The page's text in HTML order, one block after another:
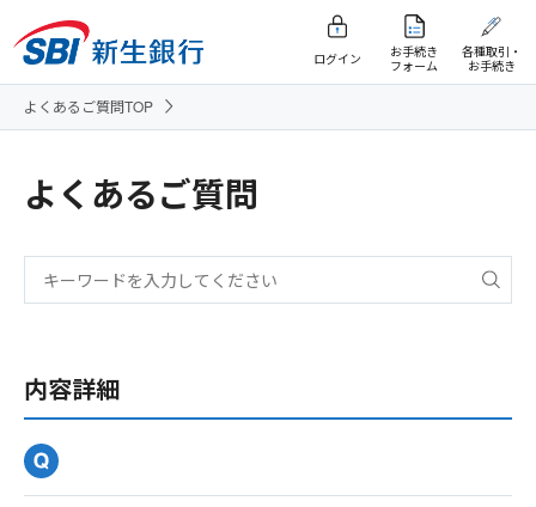
ログイン
お手続き
フォーム
各種取引・
お手続き
よくあるご質問TOP
よくあるご質問
内容詳細